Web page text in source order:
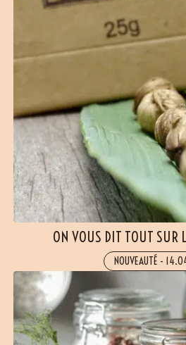
ON VOUS DIT TOUT SUR
NOUVEAUTÉ -